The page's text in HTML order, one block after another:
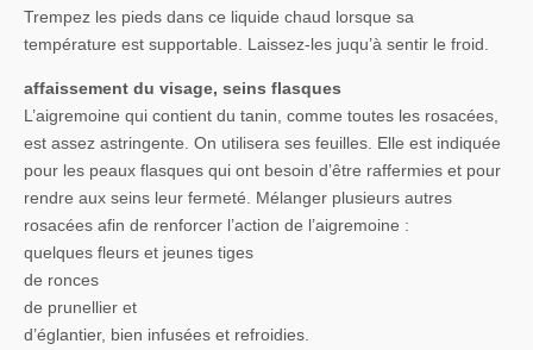
Trempez les pieds dans ce liquide chaud lorsque sa
température est supportable. Laissez-les juqu’à sentir le froid.
affaissement du visage, seins flasques
L’aigremoine qui contient du tanin, comme toutes les rosacées,
est assez astringente. On utilisera ses feuilles. Elle est indiquée
pour les peaux flasques qui ont besoin d’être raffermies et pour
rendre aux seins leur fermeté. Mélanger plusieurs autres
rosacées afin de renforcer l’action de l’aigremoine :
quelques fleurs et jeunes tiges
de ronces
de prunellier et
d’églantier, bien infusées et refroidies.